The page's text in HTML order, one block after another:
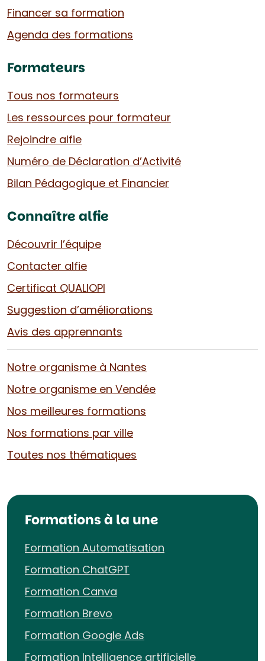
Financer sa formation
Agenda des formations
Formateurs
Tous nos formateurs
Les ressources pour formateur
Rejoindre alfie
Numéro de Déclaration d’Activité
Bilan Pédagogique et Financier
Connaître alfie
Découvrir l’équipe
Contacter alfie
Certificat QUALIOPI
Suggestion d’améliorations
Avis des apprennants
Notre organisme à Nantes
Notre organisme en Vendée
Nos meilleures formations
Nos formations par ville
Toutes nos thématiques
Formations à la une
Formation Automatisation
Formation ChatGPT
Formation Canva
Formation Brevo
Formation Google Ads
Formation Intelligence artificielle